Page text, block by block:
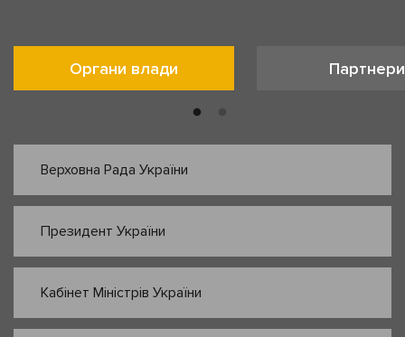
Органи влади Партнери
Верховна Рада України
Президент України
Кабінет Міністрів України